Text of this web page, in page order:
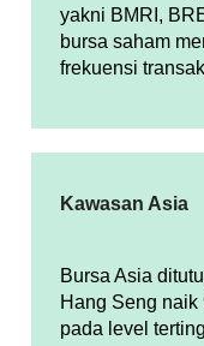
yakni BMRI,
bursa saham
frekuensi
Kawasan Asia
Bursa Asia
Hang Seng naik
pada level